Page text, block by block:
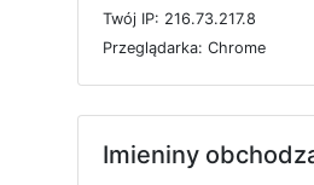
Twój IP: 216.73.217.8
Przeglądarka: Chrome
Imieniny